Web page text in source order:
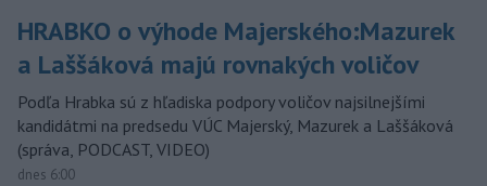
HRABKO o výhode Majerského:Mazurek
a Laššáková majú rovnakých voličov
Podľa Hrabka sú z hľadiska podpory voličov najsilnejšími
kandidátmi na predsedu VÚC Majerský, Mazurek a Laššáková
(správa, PODCAST, VIDEO)
dnes 6:00